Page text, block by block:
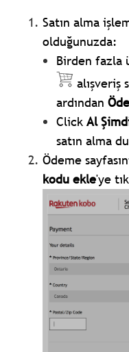
Satın alma
olduğunuzda:
Birden fazla
alışveriş
ardından
ClickAl
satın alma
Ödeme
kodu ekle'ye